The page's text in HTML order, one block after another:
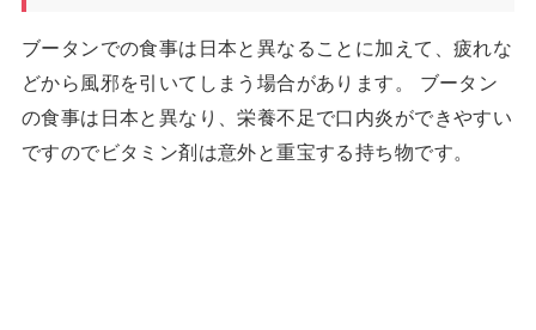
ブータンでの食事は日本と異なることに加えて、疲れな
どから風邪を引いてしまう場合があります。 ブータン
の食事は日本と異なり、栄養不足で口内炎ができやすい
ですのでビタミン剤は意外と重宝する持ち物です。